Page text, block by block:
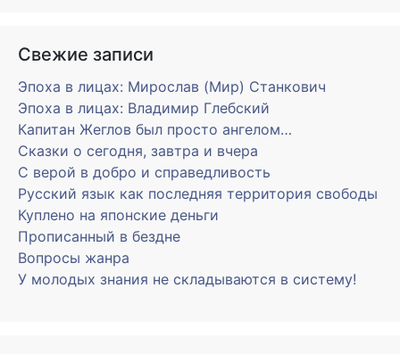
Свежие записи
Эпоха в лицах: Мирослав (Мир) Станкович
Эпоха в лицах: Владимир Глебский
Капитан Жеглов был просто ангелом…
Сказки о сегодня, завтра и вчера
С верой в добро и справедливость
Русский язык как последняя территория свободы
Куплено на японские деньги
Прописанный в бездне
Вопросы жанра
У молодых знания не складываются в систему!